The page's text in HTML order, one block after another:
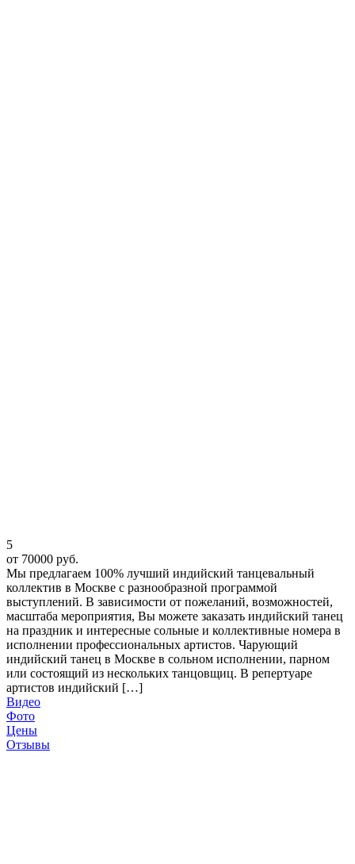
5
от 70000 руб.
Мы предлагаем 100% лучший индийский танцевальный
коллектив в Москве с разнообразной программой
выступлений. В зависимости от пожеланий, возможностей,
масштаба мероприятия, Вы можете заказать индийский танец
на праздник и интересные сольные и коллективные номера в
исполнении профессиональных артистов. Чарующий
индийский танец в Москве в сольном исполнении, парном
или состоящий из нескольких танцовщиц. В репертуаре
артистов индийский […]
Видео
Фото
Цены
Отзывы